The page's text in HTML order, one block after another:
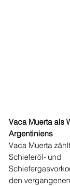
Vaca Muerta als
Argentiniens
Vaca Muerta
Schieferöl- und
den